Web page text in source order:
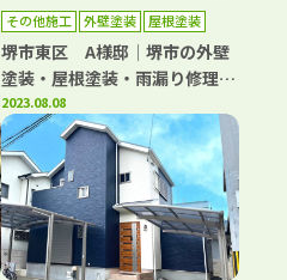
その他施工 外壁塗装 屋根塗装
堺市東区 A様邸│堺市の外壁
塗装・屋根塗装・雨漏り修理専
門店 千成工務店
2023.08.08